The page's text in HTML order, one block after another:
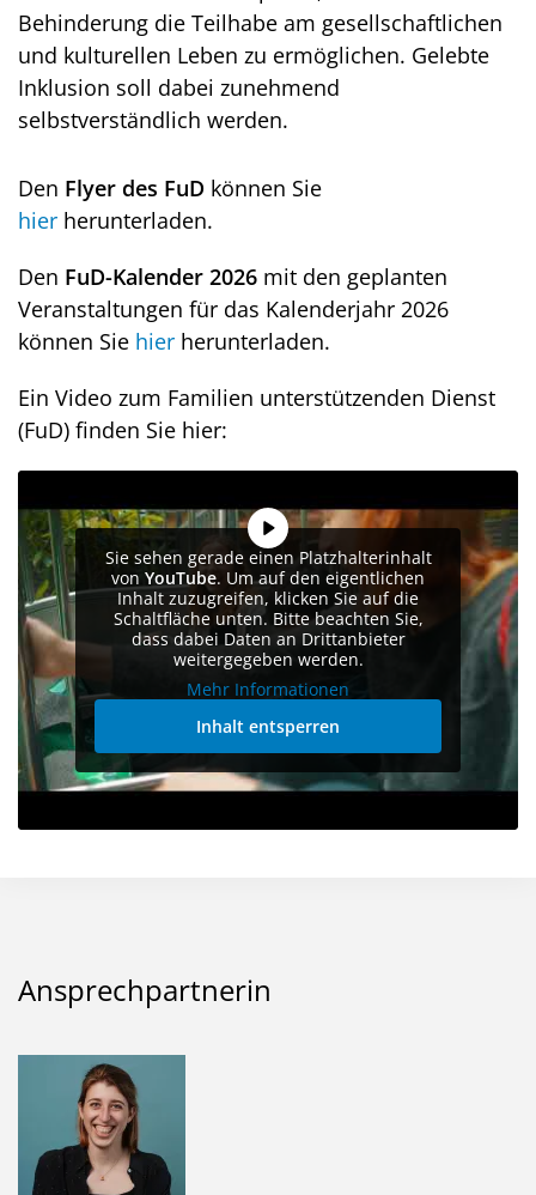
Behinderung die Teilhabe am gesellschaftlichen
und kulturellen Leben zu ermöglichen. Gelebte
Inklusion soll dabei zunehmend
selbstverständlich werden.
Den Flyer des FuD können Sie
hier herunterladen.
Den FuD-Kalender 2026 mit den geplanten
Veranstaltungen für das Kalenderjahr 2026
können Sie hier herunterladen.
Ein Video zum Familien unterstützenden Dienst
(FuD) finden Sie hier:
Sie sehen gerade einen Platzhalterinhalt
von YouTube. Um auf den eigentlichen
Inhalt zuzugreifen, klicken Sie auf die
Schaltfläche unten. Bitte beachten Sie,
dass dabei Daten an Drittanbieter
weitergegeben werden.
Mehr Informationen
Inhalt entsperren
Ansprechpartnerin